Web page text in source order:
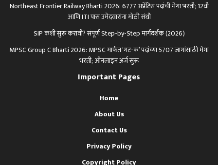
Northeast Frontier Railway Bharti 2026: 6777 अप्रेंटिस पदांची मेगा भरती; 12वी
आणि ITI पास उमेदवारांना मोठी संधी
SIP कशी सुरू करावी? संपूर्ण Step-by-Step मार्गदर्शक (2026)
MPSC Group C Bharti 2026: MPSC मार्फत ‘गट-क’ पदांच्या 5707 जागांसाठी मेगा
भरती; ऑनलाइन अर्ज सुरू
Important Pages
Home
About Us
Contact Us
Privacy Policy
Copyright Policy